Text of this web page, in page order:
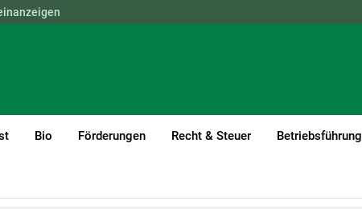
STMK
Bio Förderungen Recht & Steuer Betriebsführung